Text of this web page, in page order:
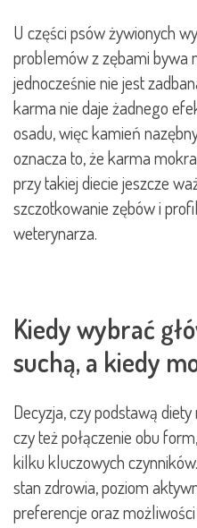
U części psów żywionych
problemów z zębami bywa
jednocześnie nie jest
karma nie daje żadnego
osadu, więc kamień
oznacza to, że karma
przy takiej diecie jeszcze
szczotkowanie zębów i
weterynarza.
Kiedy wybrać
suchą, a kiedy
Decyzja, czy podstawą
czy też połączenie obu
kilku kluczowych
stan zdrowia, poziom
preferencje oraz